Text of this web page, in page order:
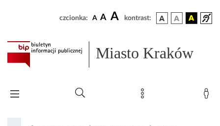
czcionka: A A A kontrast:
Miasto Kraków